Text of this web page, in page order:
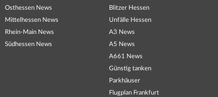
Osthessen News
Mittelhessen News
Rhein-Main News
Südhessen News
Blitzer Hessen
Unfälle Hessen
A3 News
A5 News
A661 News
Günstig tanken
Parkhäuser
Flugplan Frankfurt